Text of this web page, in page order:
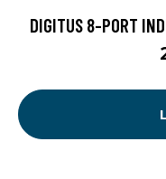
DIGITUS 8-PORT